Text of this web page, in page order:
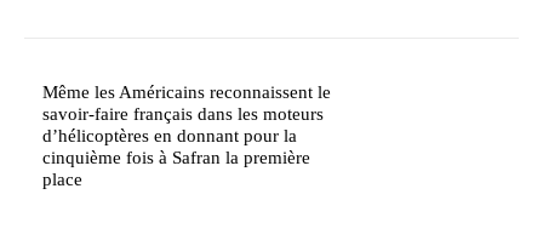
Même les Américains reconnaissent le
savoir-faire français dans les moteurs
d’hélicoptères en donnant pour la
cinquième fois à Safran la première
place